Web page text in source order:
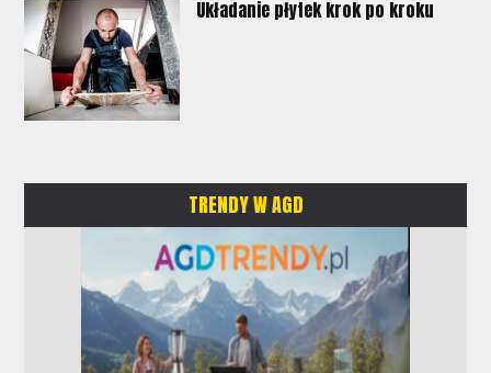
Układanie płytek krok po kroku
TRENDY W AGD